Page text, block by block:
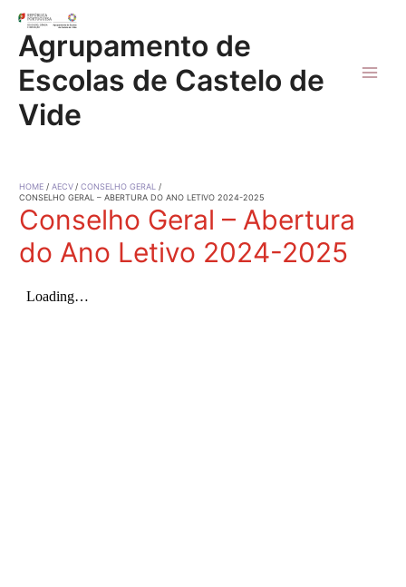
content
Agrupamento de
Escolas de Castelo de
Vide
HOME AECV
CONSELHO GERAL
CONSELHO GERAL – ABERTURA DO ANO LETIVO 2024-2025
Conselho Geral – Abertura
do Ano Letivo 2024-2025